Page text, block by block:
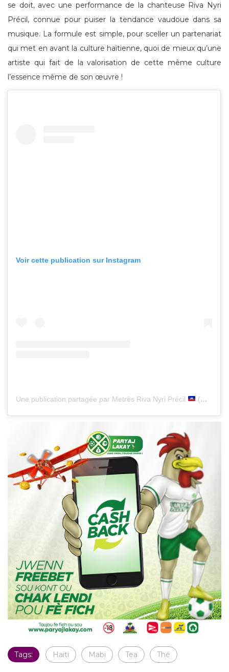
se doit, avec une performance de la chanteuse Riva Nyri
Précil, connue pour puiser la tendance vaudoue dans sa
musique. La formule est simple, pour sceller un partenariat
qui met en avant la culture haïtienne, quoi de mieux qu’une
artiste qui fait de la valorisation de cette même culture
l’essence même de son œuvre !
Voir cette publication sur Instagram
Une publication partagée par Metrès Riva Nyri Précil (@riva.nyri)
Tags: Haïti Mabi Tea Thé